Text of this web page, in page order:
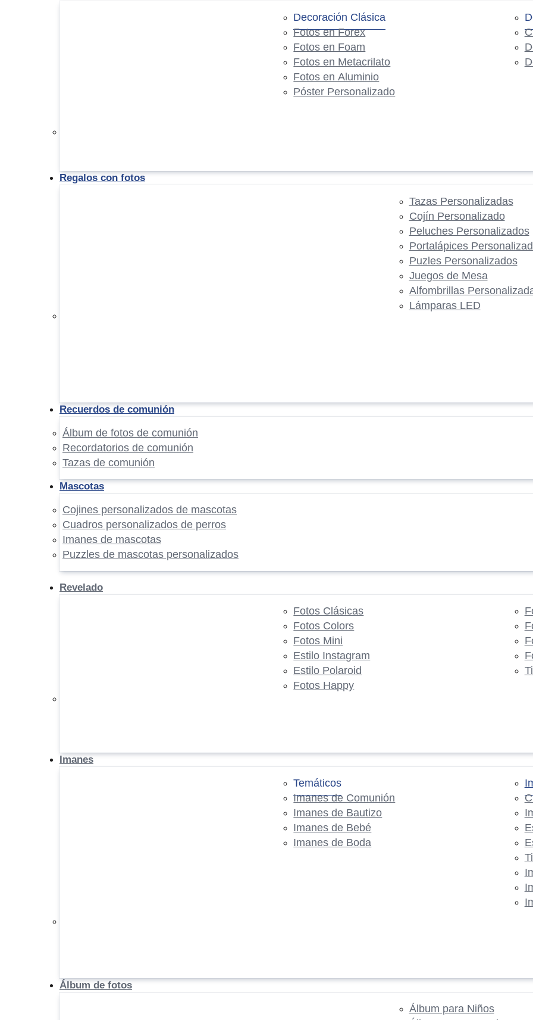
Decoración Clásica
Fotos en Forex
Fotos en Foam
Fotos en Metacrilato
Fotos en Aluminio
Póster Personalizado
Regalos con fotos
Tazas Personalizadas
Cojín Personalizado
Peluches Personalizados
Portalápices
Puzles Personalizados
Juegos de Mesa
Alfombrillas
Lámparas LED
Recuerdos de comunión
Álbum de fotos de comunión
Recordatorios de comunión
Tazas de comunión
Mascotas
Cojines personalizados de mascotas
Cuadros personalizados de perros
Imanes de mascotas
Puzzles de mascotas personalizados
Revelado
Fotos Clásicas
Fotos Colors
Fotos Mini
Estilo Instagram
Estilo Polaroid
Fotos Happy
Imanes
Temáticos
Imanes de Comunión
Imanes de Bautizo
Imanes de Bebé
Imanes de Boda
Álbum de fotos
Álbum para Niños